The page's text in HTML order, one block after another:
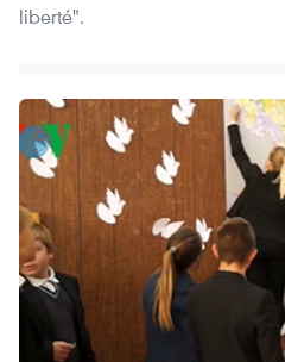
liberté".